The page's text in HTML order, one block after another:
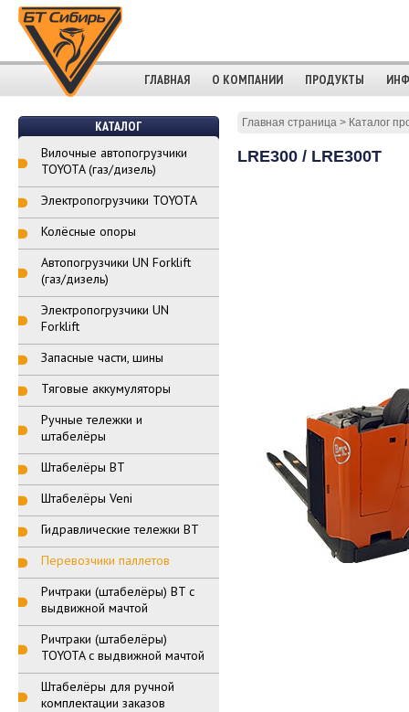
ГЛАВНАЯ О КОМПАНИИ ПРОДУКТЫ
КАТАЛОГ
Вилочные автопогрузчики
TOYOTA (газ/дизель)
Электропогрузчики TOYOTA
Колёсные опоры
Автопогрузчики UN Forklift
(газ/дизель)
Электропогрузчики UN
Forklift
Запасные части, шины
Тяговые аккумуляторы
Ручные тележки и
штабелёры
Штабелёры BT
Штабелёры Veni
Гидравлические тележки BT
Перевозчики паллетов
Ричтраки (штабелёры) BT с
выдвижной мачтой
Ричтраки (штабелёры)
TOYOTA с выдвижной мачтой
Штабелёры для ручной
комплектации заказов
Главная страница> Каталог
LRE300 / LRE300T